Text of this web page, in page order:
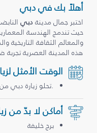
أهلاً بك في دبي
اختبر جمال مدينةدبي
حيث تندمج الهندسة
والمعالم الثقافة التاريخية
هذه المدينة العصرية تجربة
الوقت الأمثل
.تحلو زيارة دبي من
أماكن لا بدّ من
برج خليفة